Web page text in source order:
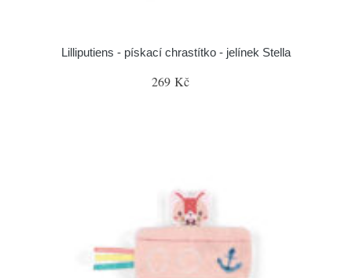
Lilliputiens - pískací chrastítko - jelínek Stella
269 Kč